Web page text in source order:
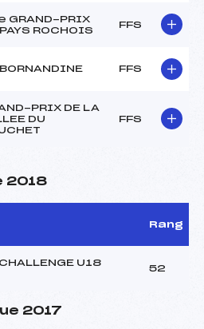
GRAND-PRIX
ROCHOIS
FFS
FFS
PRIX DE LA
DU
FFS
2018
Rang
U18
52
2017